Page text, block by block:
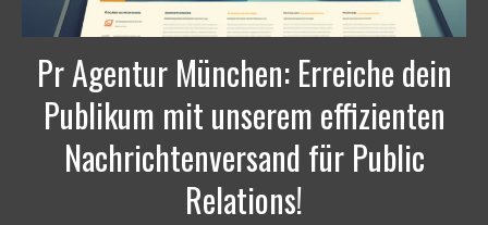
Pr Agentur München: Erreiche dein
Publikum mit unserem effizienten
Nachrichtenversand für Public
Relations!